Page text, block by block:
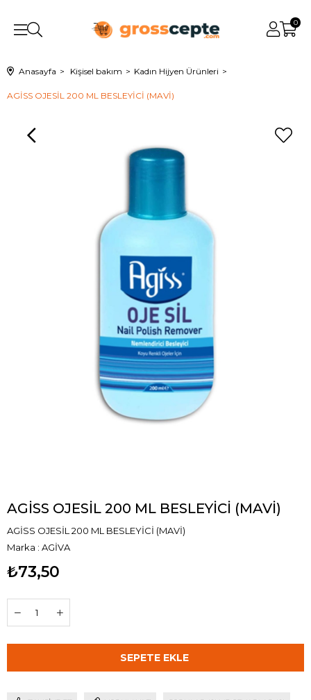
0
Anasayfa Kişisel bakım Kadın Hijyen Ürünleri
AGİSS OJESİL 200 ML BESLEYİCİ (MAVİ)
AGİSS OJESİL 200 ML BESLEYİCİ (MAVİ)
AGİSS OJESİL 200 ML BESLEYİCİ (MAVİ)
Marka : AGİVA
₺73,50